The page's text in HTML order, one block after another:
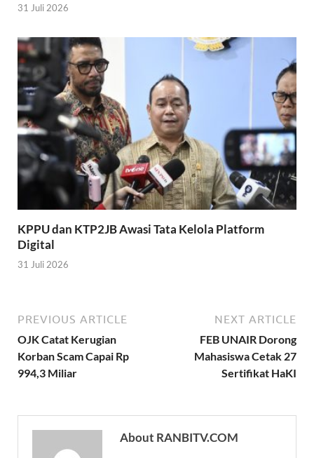
31 Juli 2026
KPPU dan KTP2JB Awasi Tata Kelola Platform
Digital
31 Juli 2026
PREVIOUS ARTICLE
OJK Catat Kerugian
Korban Scam Capai Rp
994,3 Miliar
NEXT ARTICLE
FEB UNAIR Dorong
Mahasiswa Cetak 27
Sertifikat HaKI
About RANBITV.COM